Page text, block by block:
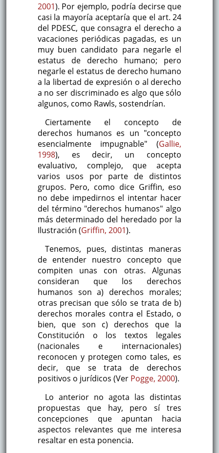
2001). Por ejemplo, podría decirse que
casi la mayoría aceptaría que el art. 24
del PDESC, que consagra el derecho a
vacaciones periódicas pagadas, es un
muy buen candidato para negarle el
estatus de derecho humano; pero
negarle el estatus de derecho humano
a la libertad de expresión o al derecho
a no ser discriminado es algo que sólo
algunos, como Rawls, sostendrían.
Ciertamente el concepto de
derechos humanos es un "concepto
esencialmente impugnable" (Gallie,
1998), es decir, un concepto
evaluativo, complejo, que acepta
varios usos por parte de distintos
grupos. Pero, como dice Griffin, eso
no debe impedirnos el intentar hacer
del término "derechos humanos" algo
más determinado del heredado por la
Ilustración (Griffin, 2001).
Tenemos, pues, distintas maneras
de entender nuestro concepto que
compiten unas con otras. Algunas
consideran que los derechos
humanos son a) derechos morales;
otras precisan que sólo se trata de b)
derechos morales contra el Estado, o
bien, que son c) derechos que la
Constitución o los textos legales
(nacionales e internacionales)
reconocen y protegen como tales, es
decir, que se trata de derechos
positivos o jurídicos (Ver Pogge, 2000).
Lo anterior no agota las distintas
propuestas que hay, pero sí tres
concepciones que apuntan hacia
aspectos relevantes que me interesa
resaltar en esta ponencia.